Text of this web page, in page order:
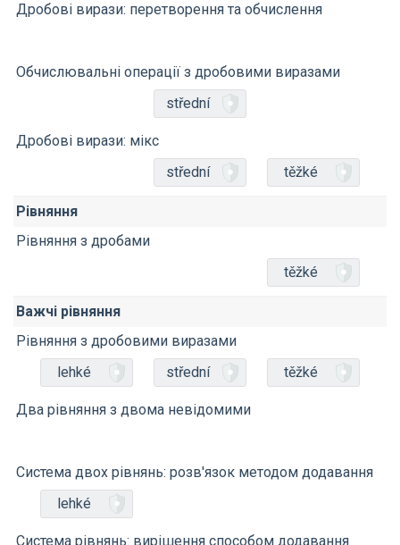
Дробові вирази: перетворення та обчислення
Обчислювальні операції з дробовими виразами
střední
Дробові вирази: мікс
střední
těžké
Рівняння
Рівняння з дробами
těžké
Важчі рівняння
Рівняння з дробовими виразами
lehké
střední těžké
Два рівняння з двома невідомими
Система двох рівнянь: розв'язок методом додавання
lehké
Система рівнянь: вирішення способом додавання